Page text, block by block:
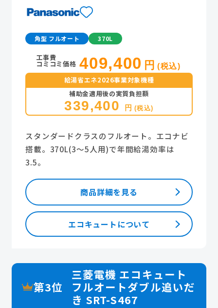
角型 フルオート 370L
スタンダードクラスのフルオート。エコナビ
搭載。370L(3～5人用)で年間給湯効率は
3.5。
給湯省エネ2026事業対象機種
補助金適用後の実質負担額
339,400 円 (税込)
工事費
コミコミ価格 409,400 円 (税込)
商品詳細を見る
エコキュートについて
第3位
三菱電機 エコキュート
フルオートダブル追いだ
き SRT-S467